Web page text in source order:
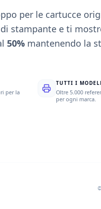
per le cartucce
stampante e ti
50%mantenendo la
per la
TUTTI I
Oltre 5.000
per ogni marca.
©